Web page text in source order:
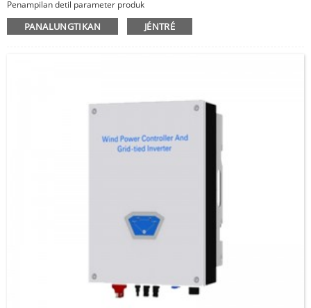
Penampilan detil parameter produk
PANALUNGTIKAN JÉNTRÉ
Punten lebetkeun kecap